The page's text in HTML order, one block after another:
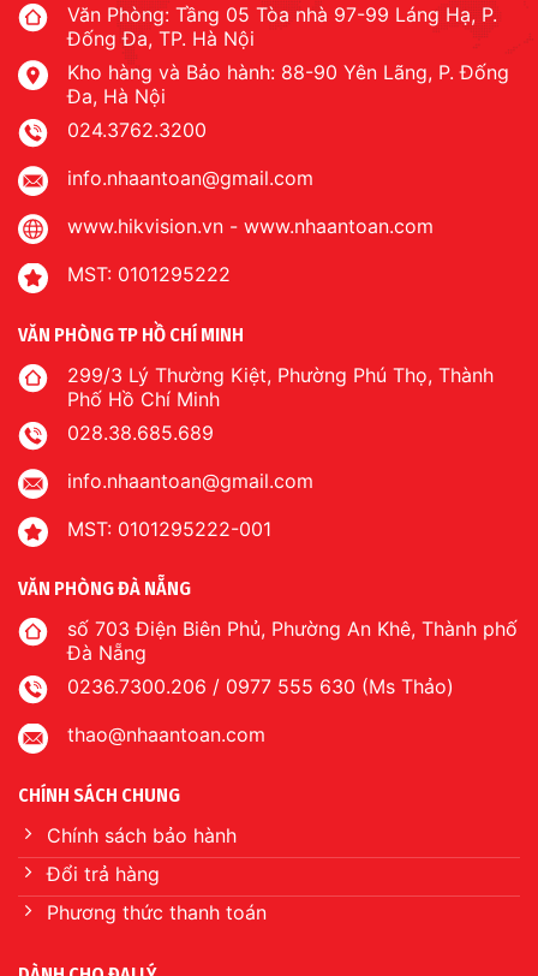
Văn Phòng: Tầng 05 Tòa nhà 97-99 Láng Hạ, P.
Đống Đa, TP. Hà Nội
Kho hàng và Bảo hành: 88-90 Yên Lãng, P. Đống
Đa, Hà Nội
024.3762.3200
info.nhaantoan@gmail.com
www.hikvision.vn - www.nhaantoan.com
MST: 0101295222
VĂN PHÒNG TP HỒ CHÍ MINH
299/3 Lý Thường Kiệt, Phường Phú Thọ, Thành
Phố Hồ Chí Minh
028.38.685.689
info.nhaantoan@gmail.com
MST: 0101295222-001
VĂN PHÒNG ĐÀ NẴNG
số 703 Điện Biên Phủ, Phường An Khê, Thành phố
Đà Nẵng
0236.7300.206 / 0977 555 630 (Ms Thảo)
thao@nhaantoan.com
CHÍNH SÁCH CHUNG
Chính sách bảo hành
Đổi trả hàng
Phương thức thanh toán